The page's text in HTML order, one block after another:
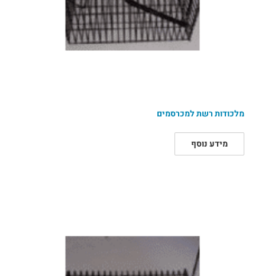
מלכודות רשת למכרסמים
מידע נוסף